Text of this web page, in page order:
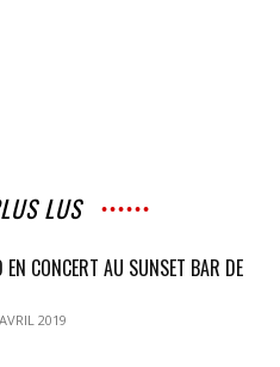
LUS
EN CONCERT AU SUNSET BAR DE
2019